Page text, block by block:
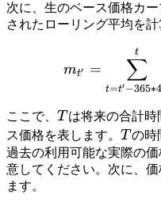
次に、生のベース価格カ
されたローリング平均を計
mt′ =
t=t′−365∗
∑
t
ここで、 T
T は将来の合計時
ス価格を表します。 T
T の時
過去の利用可能な実際の
意してください。次に、
ます。